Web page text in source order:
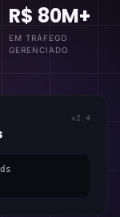
R$ 80M+
EM TRÁFEGO
GERENCIADO
v2.4